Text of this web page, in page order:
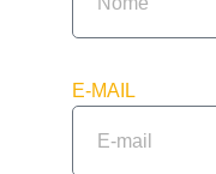
E-MAIL